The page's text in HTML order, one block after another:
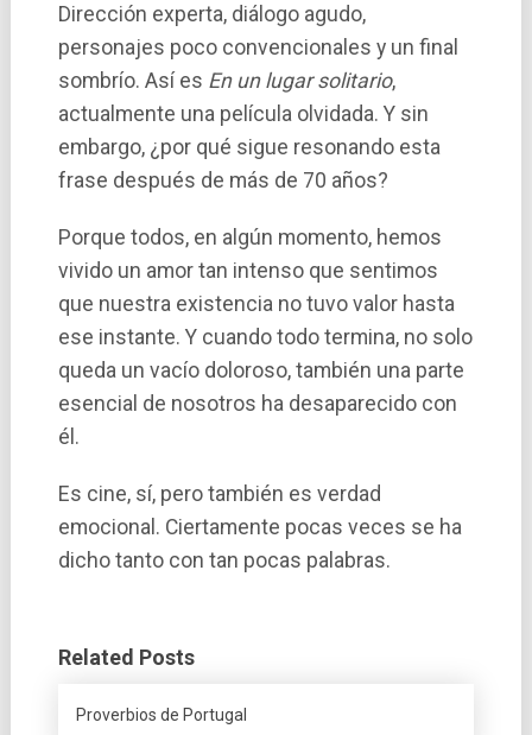
Dirección experta, diálogo agudo,
personajes poco convencionales y un final
sombrío. Así es En un lugar solitario,
actualmente una película olvidada. Y sin
embargo, ¿por qué sigue resonando esta
frase después de más de 70 años?
Porque todos, en algún momento, hemos
vivido un amor tan intenso que sentimos
que nuestra existencia no tuvo valor hasta
ese instante. Y cuando todo termina, no solo
queda un vacío doloroso, también una parte
esencial de nosotros ha desaparecido con
él.
Es cine, sí, pero también es verdad
emocional. Ciertamente pocas veces se ha
dicho tanto con tan pocas palabras.
Related Posts
Proverbios de Portugal